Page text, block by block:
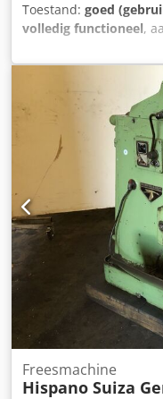
Toestand: goed
volledig functioneel,
mm, 3-assige digitale
freesspil
Langsverplaatsing X /
Dwarsverplaatsing Y /
Vertikale verplaatsing
Tafelafmetingen:
Dedpfx Amewyit Ho
Voedingsbereik: 8-
Gewicht van de
toebehoren en
Freesmachine
Hispano Suiza